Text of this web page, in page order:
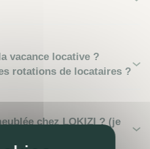
vacance locative ?
rotations de locataires ?
chez LOKIZI ? (je